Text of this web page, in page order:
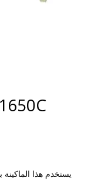
يستخدم هذا